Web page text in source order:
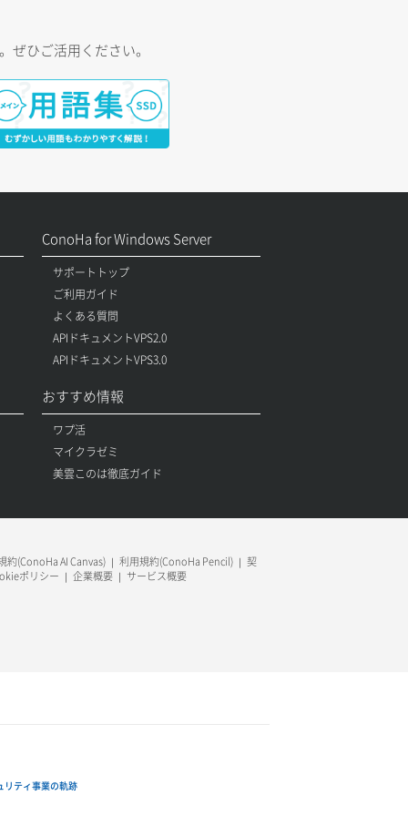
ひご活用ください。
ConoHa for Windows Server
サポートトップ
ご利用ガイド
よくある質問
APIドキュメントVPS2.0
APIドキュメントVPS3.0
おすすめ情報
ワプ活
マイクラゼミ
美雲このは徹底ガイド
約(ConoHa AI Canvas) 利用規約(ConoHa Pencil)
契
ポリシー
企業概要 サービス概要
リティ事業の軌跡